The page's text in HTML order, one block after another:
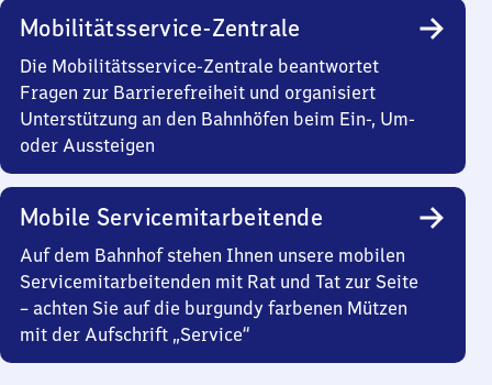
Mobilitätsservice-Zentrale
Die Mobilitätsservice-Zentrale beantwortet
Fragen zur Barrierefreiheit und organisiert
Unterstützung an den Bahnhöfen beim Ein-, Um-
oder Aussteigen
Mobile Servicemitarbeitende
Auf dem Bahnhof stehen Ihnen unsere mobilen
Servicemitarbeitenden mit Rat und Tat zur Seite
– achten Sie auf die burgundy farbenen Mützen
mit der Aufschrift „Service“